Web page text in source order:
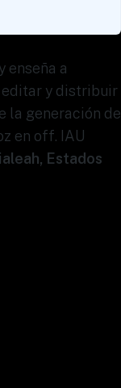
enseña a
editar y distribuir
la generación de
en off. IAU
Estados